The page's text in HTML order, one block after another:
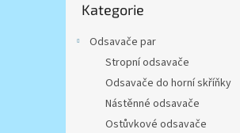
kategorie
Kategorie
Odsavače par
Stropní odsavače
Odsavače do horní skříňky
Nástěnné odsavače
Ostůvkové odsavače